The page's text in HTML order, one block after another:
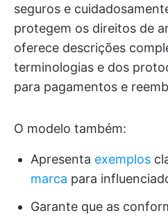
seguros e
protegem os direitos de
oferece descrições
terminologias e dos
para pagamentos e
O modelo também:
Apresenta exemplos
marca para
Garante que as